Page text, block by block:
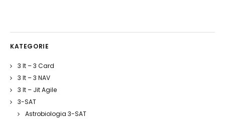
KATEGORIE
3 It – 3 Card
3 It – 3 NAV
3 It – Jit Agile
3-SAT
Astrobiologia 3-SAT